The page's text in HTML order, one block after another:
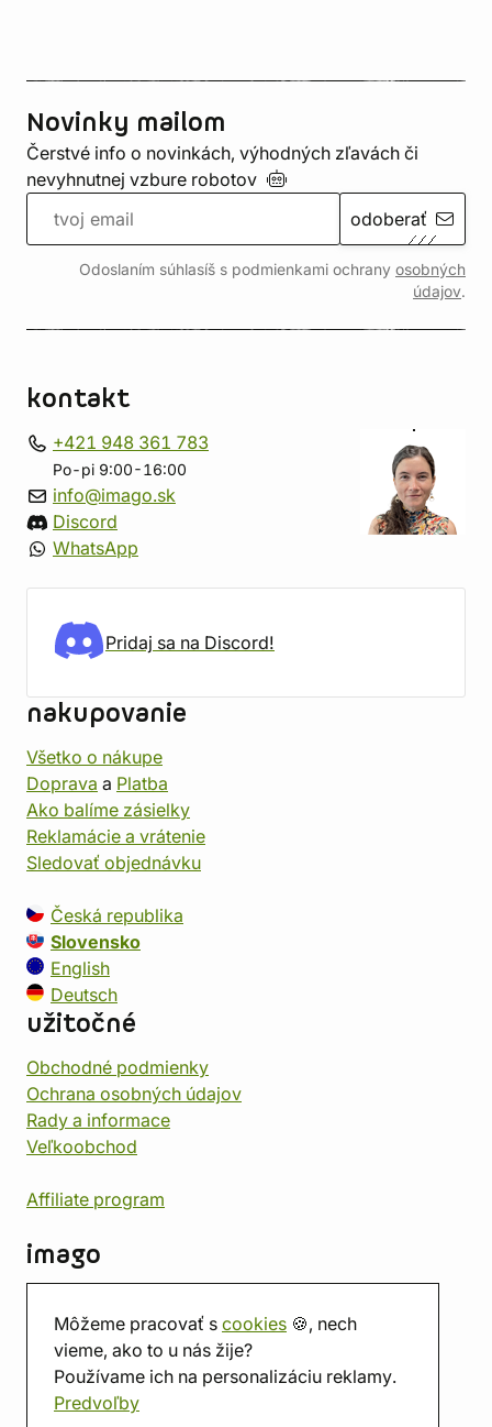
Môžeme pracovať s cookies 🍪, nech
vieme, ako to u nás žije?
Používame ich na personalizáciu reklamy.
Predvoľby
Novinky mailom
Čerstvé info o novinkách, výhodných zľavách či
nevyhnutnej vzbure robotov
odoberať
Odoslaním súhlasíš s podmienkami ochrany osobných
údajov.
kontakt
+421 948 361 783
Po-pi 9:00-16:00
info@imago.sk
Discord
WhatsApp
Pridaj sa na Discord!
nakupovanie
Všetko o nákupe
Doprava a Platba
Ako balíme zásielky
Reklamácie a vrátenie
Sledovať objednávku
Česká republika
Slovensko
English
Deutsch
užitočné
Obchodné podmienky
Ochrana osobných údajov
Rady a informace
Veľkoobchod
Affiliate program
imago
Predajňa
Herňa
O nás
Hodnotenie obchodu